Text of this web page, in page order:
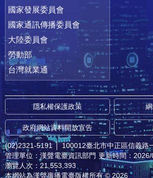
國家發展委員會
國家通訊傳播委員會
大陸委員會
勞動部
台灣就業通
隱私權保護政策
政府網站資料開放宣告
(02)2321-5191 │ 100012臺北市中正區信義路
管理單位：漢聲電臺資訊部門 更新時間：
瀏覽人次：21,553,393
本網站為漢聲廣播電臺版權所有 © 2026